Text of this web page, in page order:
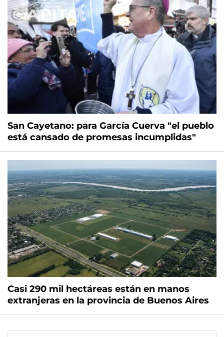
San Cayetano: para García Cuerva "el pueblo
está cansado de promesas incumplidas"
Casi 290 mil hectáreas están en manos
extranjeras en la provincia de Buenos Aires